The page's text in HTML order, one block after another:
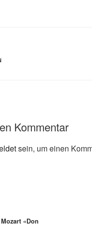
Kommentar
sein, um einen
«Don